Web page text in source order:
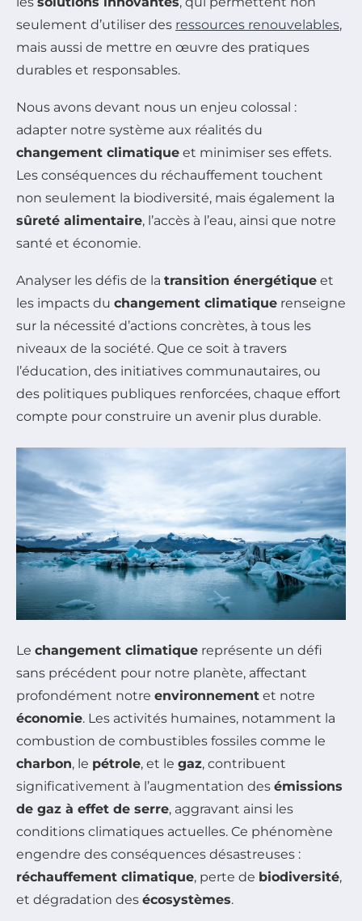
seulement d’utiliser des ressources renouvelables,
mais aussi de mettre en œuvre des pratiques
durables et responsables.
Nous avons devant nous un enjeu colossal :
adapter notre système aux réalités du
changement climatique et minimiser ses effets.
Les conséquences du réchauffement touchent
non seulement la biodiversité, mais également la
sûreté alimentaire, l’accès à l’eau, ainsi que notre
santé et économie.
Analyser les défis de la transition énergétique et
les impacts du changement climatique renseigne
sur la nécessité d’actions concrètes, à tous les
niveaux de la société. Que ce soit à travers
l’éducation, des initiatives communautaires, ou
des politiques publiques renforcées, chaque effort
compte pour construire un avenir plus durable.
Le changement climatique représente un défi
sans précédent pour notre planète, affectant
profondément notre environnement et notre
économie. Les activités humaines, notamment la
combustion de combustibles fossiles comme le
charbon, le pétrole, et le gaz, contribuent
significativement à l’augmentation des émissions
de gaz à effet de serre, aggravant ainsi les
conditions climatiques actuelles. Ce phénomène
engendre des conséquences désastreuses :
réchauffement climatique, perte de biodiversité,
et dégradation des écosystèmes.